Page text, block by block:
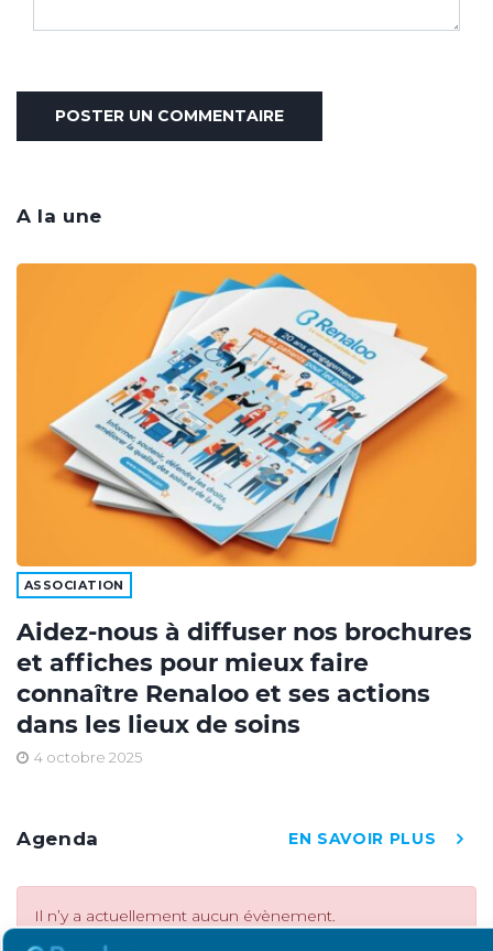
A la une
ASSOCIATION
Aidez-nous à diffuser nos brochures
et affiches pour mieux faire
connaître Renaloo et ses actions
dans les lieux de soins
4 octobre 2025
Agenda EN SAVOIR PLUS
Il n’y a actuellement aucun évènement.